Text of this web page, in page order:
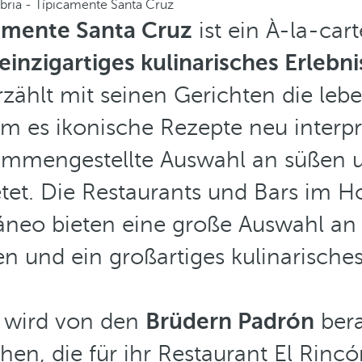
- Típicamente Santa Cruz
Santa Cruz ist ein À-la-
kulinarisches
mit seinen Gerichten die
es ikonische Rezepte neu
Auswahl an süßen
Die Restaurants und Bars im
bieten eine große Auswahl
und ein großartiges
wird von den Brüdern Padrón
die für ihr Restaurant El